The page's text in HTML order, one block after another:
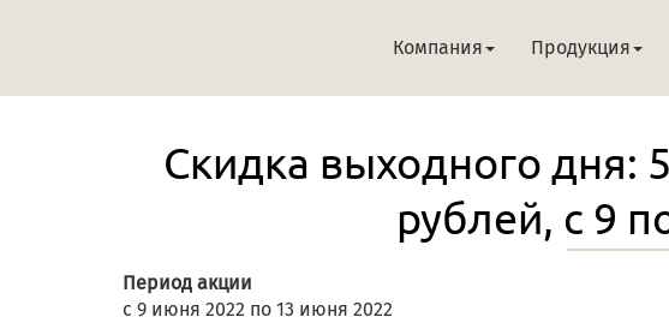
Компания Продукция
Скидка выходного дня:
рублей, с 9
Период акции
с 9 июня 2022 по 13 июня 2022